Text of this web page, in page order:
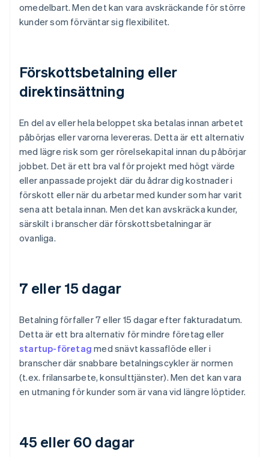
omedelbart. Men det kan vara avskräckande för större
kunder som förväntar sig flexibilitet.
Förskottsbetalning eller
direktinsättning
En del av eller hela beloppet ska betalas innan arbetet
påbörjas eller varorna levereras. Detta är ett alternativ
med lägre risk som ger rörelsekapital innan du påbörjar
jobbet. Det är ett bra val för projekt med högt värde
eller anpassade projekt där du ådrar dig kostnader i
förskott eller när du arbetar med kunder som har varit
sena att betala innan. Men det kan avskräcka kunder,
särskilt i branscher där förskottsbetalningar är
ovanliga.
7 eller 15 dagar
Betalning förfaller 7 eller 15 dagar efter fakturadatum.
Detta är ett bra alternativ för mindre företag eller
startup-företag med snävt kassaflöde eller i
branscher där snabbare betalningscykler är normen
(t.ex. frilansarbete, konsulttjänster). Men det kan vara
en utmaning för kunder som är vana vid längre löptider.
45 eller 60 dagar